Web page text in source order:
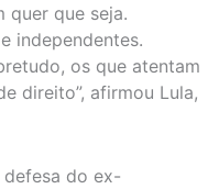
quer que seja.
independentes.
os que atentam
direito”, afirmou Lula,
defesa do ex-